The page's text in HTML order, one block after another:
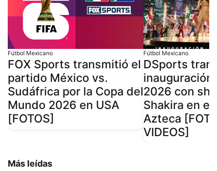
Fútbol Mexicano
FOX Sports transmitió el
partido México vs.
Sudáfrica por la Copa del
Mundo 2026 en USA
[FOTOS]
Fútbol Mexicano
DSports
2026 con
Shakira en el
Azteca
VIDEOS]
Más leídas